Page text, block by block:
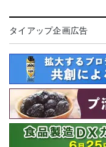
タイアップ企画広告